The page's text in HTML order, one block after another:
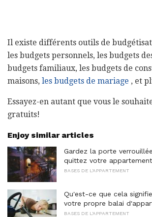
Il existe différents outils de
les budgets personnels, les budgets
budgets familiaux, les budgets de
maisons, les budgets de mariage , et
Essayez-en autant que vous le
gratuits!
Enjoy similar articles
Gardez la porte
quittez votre appartement
BASES DE L'APPARTEMENT
Qu'est-ce que cela
votre propre balai
BASES DE L'APPARTEMENT